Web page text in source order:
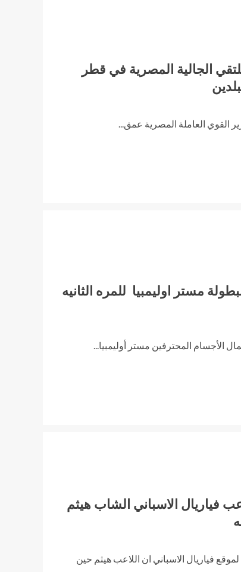
الجالية المصرية في قطر
العاملة المصرية عمق...
مستر اوليمبيا للمره الثانيه
المحترفين مستر أوليمبيا...
الاسباني الشاب هيثم
فياريال الاسباني ان اللاعب هيثم حين